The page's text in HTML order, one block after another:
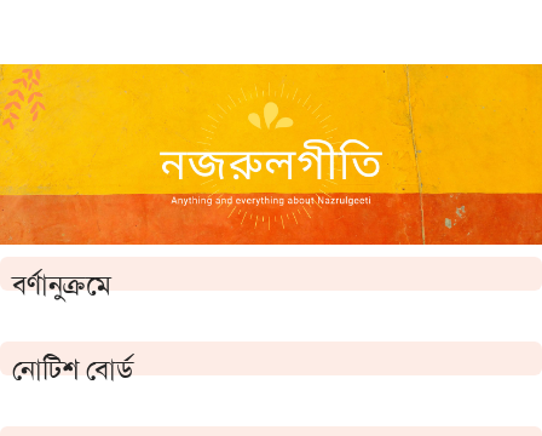
বর্ণানুক্রমে
নোটিশ বোর্ড